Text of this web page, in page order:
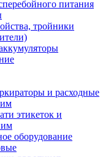
питания
тройники
и расходные
этикеток и
оборудование